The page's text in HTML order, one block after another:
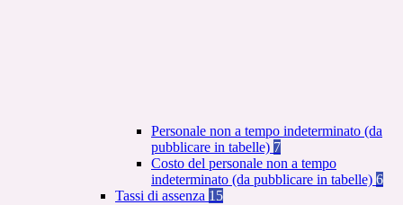
Personale non a tempo indeterminato (da
pubblicare in tabelle) 7
Costo del personale non a tempo
indeterminato (da pubblicare in tabelle) 6
Tassi di assenza 15